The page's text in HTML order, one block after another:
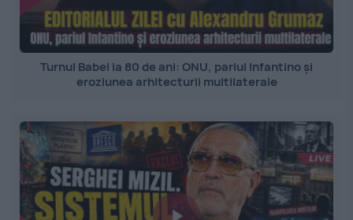
Turnul Babel la 80 de ani: ONU, pariul Infantino și
eroziunea arhitecturii multilaterale